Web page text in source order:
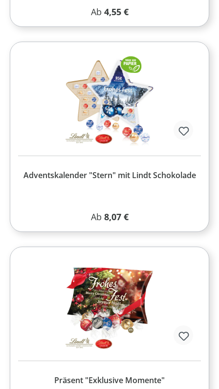
Regulärer Preis:
Ab 4,55 €
Adventskalender "Stern" mit Lindt Schokolade
Regulärer Preis:
Ab 8,07 €
Präsent "Exklusive Momente"